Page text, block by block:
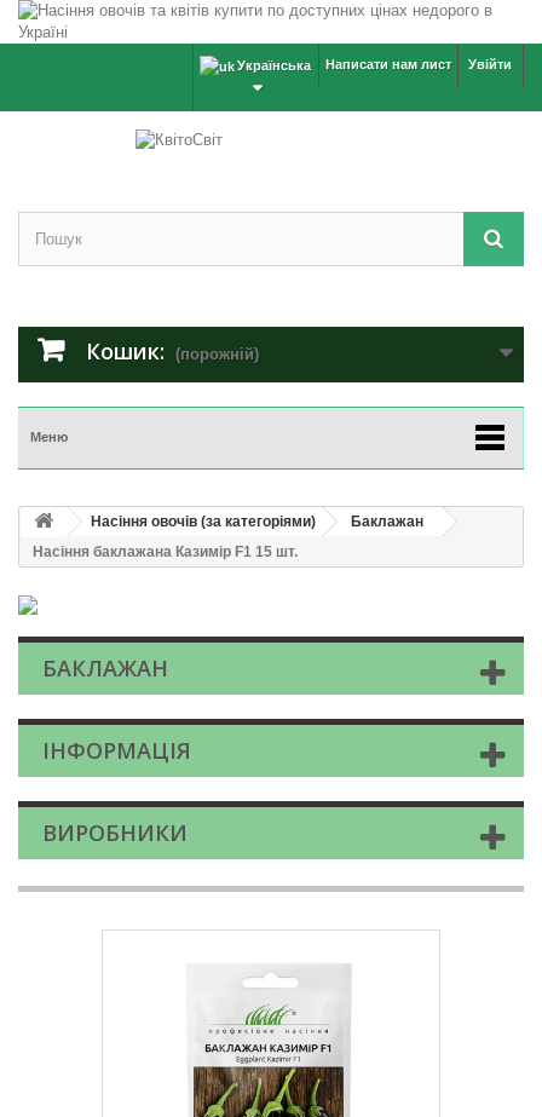
Увійти
Написати нам лист
Українська
Кошик: (порожній)
Меню
Насіння овочів (за категоріями)
Баклажан
Насіння баклажана Казимір F1 15 шт.
БАКЛАЖАН
ІНФОРМАЦІЯ
ВИРОБНИКИ